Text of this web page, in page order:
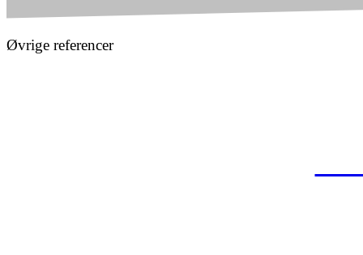
Øvrige referencer